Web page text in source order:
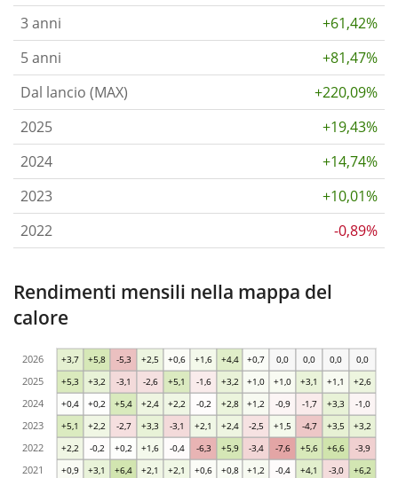
3 anni
+61,42%
5 anni
+81,47%
Dal lancio (MAX)
+220,09%
2025
+19,43%
2024
+14,74%
2023
+10,01%
2022
-0,89%
Rendimenti mensili nella mappa del
calore
+0,9 +3,1 +6,4 +2,1 +2,1 +0,6 +0,8 +1,2 -0,4 +4,1 -3,0 +6,2
+2,2 -0,2 +0,2 +1,6 -0,4 -6,3 +5,9 -3,4 -7,6 +5,6 +6,6 -3,9
+5,1 +2,2 -2,7 +3,3 -3,1 +2,1 +2,4 -2,5 +1,5 -4,7 +3,5 +3,2
+0,4 +0,2 +5,4 +2,4 +2,2 -0,2 +2,8 +1,2 -0,9 -1,7 +3,3 -1,0
+5,3 +3,2 -3,1 -2,6 +5,1 -1,6 +3,2 +1,0 +1,0 +3,1 +1,1 +2,6
+3,7 +5,8 -5,3 +2,5 +0,6 +1,6 +4,4 +0,7 0,0 0,0 0,0 0,0
2021
2022
2023
2024
2025
2026